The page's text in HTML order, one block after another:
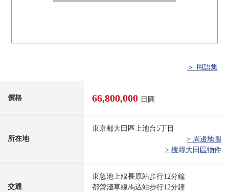
＞ 用語集
價格 66,800,000 日圓
所在地
東京都大田區上池台5丁目
> 周邊地圖
> 搜尋大田區物件
交通
東急池上線長原站步行12分鐘
都營淺草線馬込站步行12分鐘